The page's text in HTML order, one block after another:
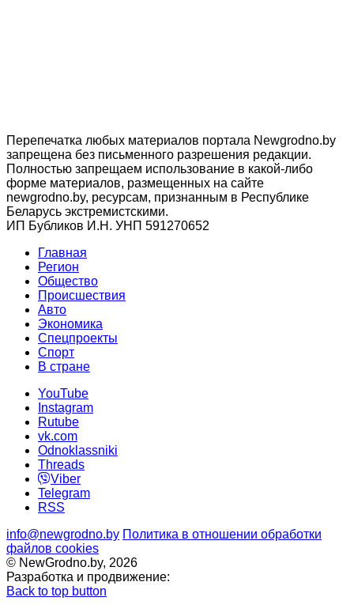
Перепечатка любых материалов портала Newgrodno.by
запрещена без письменного разрешения редакции.
Полностью запрещаем использование в какой-либо
форме материалов, размещенных на сайте
newgrodno.by, ресурсам, признанным в Республике
Беларусь экстремистскими.
ИП Бубликов И.Н. УНП 591270652
Главная
Регион
Общество
Происшествия
Авто
Экономика
Спецпроекты
Cпорт
В стране
YouTube
Instagram
Rutube
vk.com
Odnoklassniki
Threads
Viber
Telegram
RSS
info@newgrodno.by Политика в отношении обработки
файлов cookies
© NewGrodno.by, 2026
Разработка и продвижение:
Back to top button